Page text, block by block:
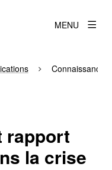
MENU
Connaissance
rapport
la crise